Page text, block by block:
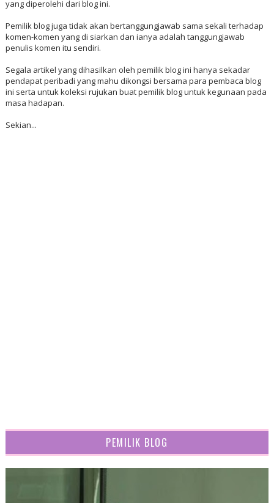
yang diperolehi dari blog ini.
Pemilik blog juga tidak akan bertanggungjawab sama sekali terhadap
komen-komen yang di siarkan dan ianya adalah tanggungjawab
penulis komen itu sendiri.
Segala artikel yang dihasilkan oleh pemilik blog ini hanya sekadar
pendapat peribadi yang mahu dikongsi bersama para pembaca blog
ini serta untuk koleksi rujukan buat pemilik blog untuk kegunaan pada
masa hadapan.
Sekian...
PEMILIK BLOG